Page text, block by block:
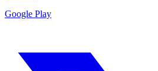
Google Play